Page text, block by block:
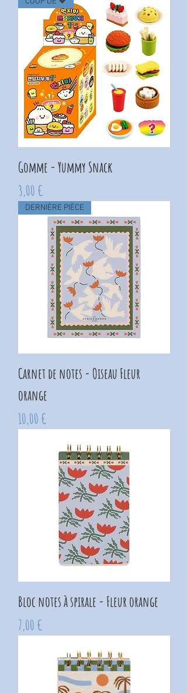
Gomme - Yummy Snack
Prix
3,00 €
DERNIÈRE PIÈCE
Carnet de notes - Oiseau Fleur
orange
Prix
10,00 €
Bloc notes à spirale - Fleur orange
Prix
7,00 €